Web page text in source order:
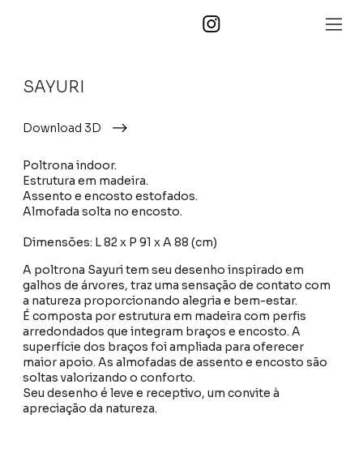
SAYURI
Download 3D
Poltrona indoor.
Estrutura em madeira.
Assento e encosto estofados.
Almofada solta no encosto.
Dimensões: L 82 x P 91 x A 88 (cm)
A poltrona Sayuri tem seu desenho inspirado em
galhos de árvores, traz uma sensação de contato com
a natureza proporcionando alegria e bem-estar.
É composta por estrutura em madeira com perfis
arredondados que integram braços e encosto. A
superfície dos braços foi ampliada para oferecer
maior apoio. As almofadas de assento e encosto são
soltas valorizando o conforto.
Seu desenho é leve e receptivo, um convite à
apreciação da natureza.